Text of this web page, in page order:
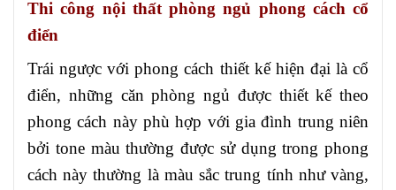
Thi công nội thất phòng ngủ phong cách cổ
điển
Trái ngược với phong cách thiết kế hiện đại là cổ
điển, những căn phòng ngủ được thiết kế theo
phong cách này phù hợp với gia đình trung niên
bởi tone màu thường được sử dụng trong phong
cách này thường là màu sắc trung tính như vàng,